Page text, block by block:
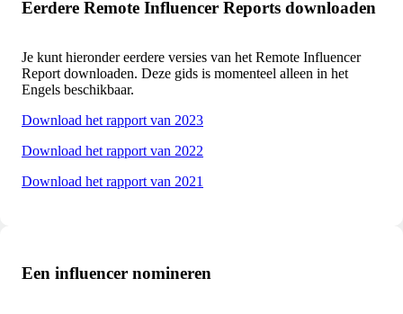
Eerdere Remote Influencer Reports downloaden
Je kunt hieronder eerdere versies van het Remote Influencer
Report downloaden. Deze gids is momenteel alleen in het
Engels beschikbaar.
Download het rapport van 2023
Download het rapport van 2022
Download het rapport van 2021
Een influencer nomineren